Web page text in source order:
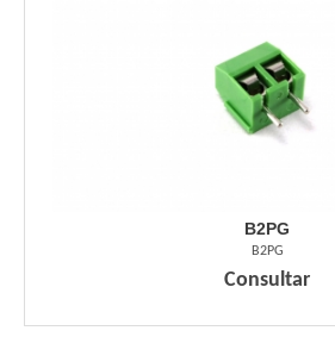
B2PG
B2PG
Consultar